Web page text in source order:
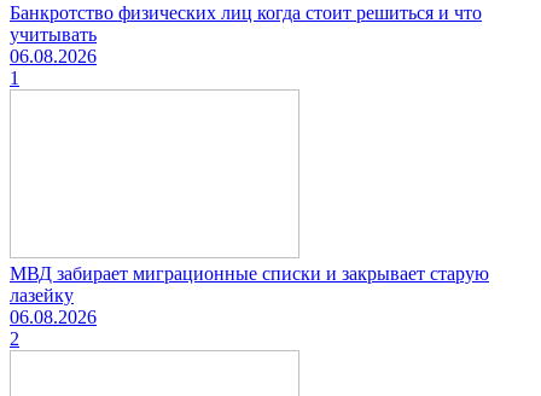
Банкротство физических лиц когда стоит решиться и что
учитывать
06.08.2026
1
МВД забирает миграционные списки и закрывает старую
лазейку
06.08.2026
2